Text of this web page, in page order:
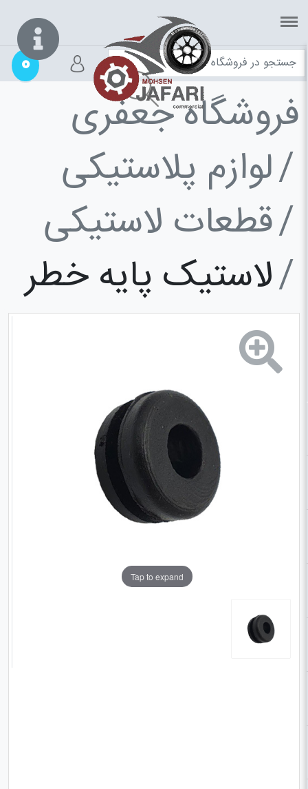
0
فروشگاه جعفری
لوازم پلاستیکی
قطعات لاستیکی
لاستیک پایه خطر
Tap to expand